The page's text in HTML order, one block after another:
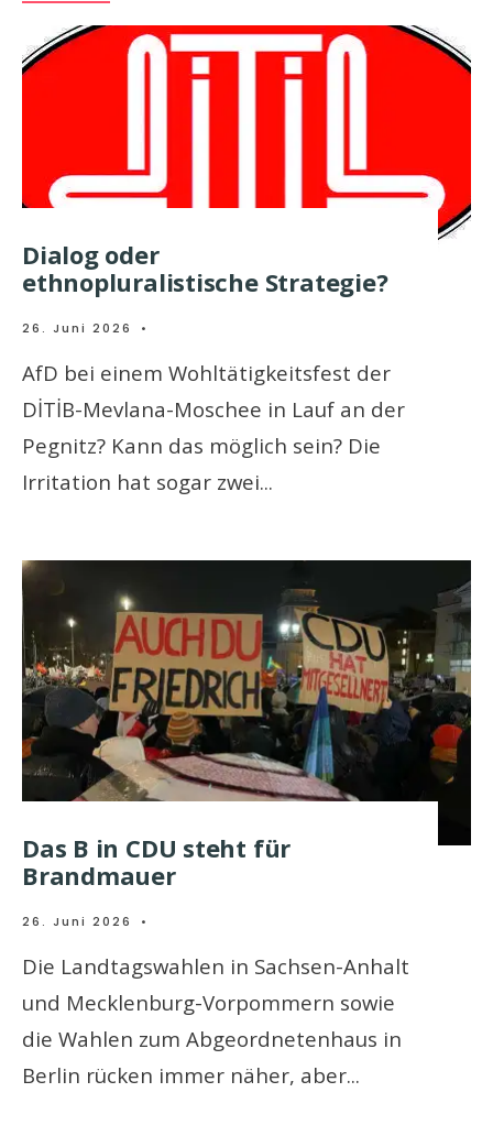
Dialog oder
ethnopluralistische Strategie?
26. Juni 2026 •
AfD bei einem Wohltätigkeitsfest der
DİTİB-Mevlana-Moschee in Lauf an der
Pegnitz? Kann das möglich sein? Die
Irritation hat sogar zwei...
Das B in CDU steht für
Brandmauer
26. Juni 2026 •
Die Landtagswahlen in Sachsen-Anhalt
und Mecklenburg-Vorpommern sowie
die Wahlen zum Abgeordnetenhaus in
Berlin rücken immer näher, aber...